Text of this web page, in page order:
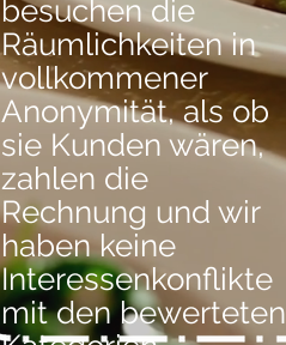
besuchen die
Räumlichkeiten in
vollkommener
Anonymität, als ob
sie Kunden wären,
zahlen die
Rechnung und wir
haben keine
Interessenkonflikte
mit den bewerteten